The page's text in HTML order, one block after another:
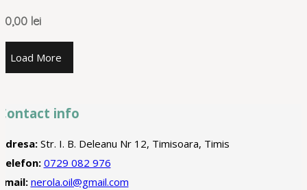
lei
Load More
info
Str. I. B. Deleanu Nr 12, Timisoara, Timis
0729 082 976
nerola.oil@gmail.com